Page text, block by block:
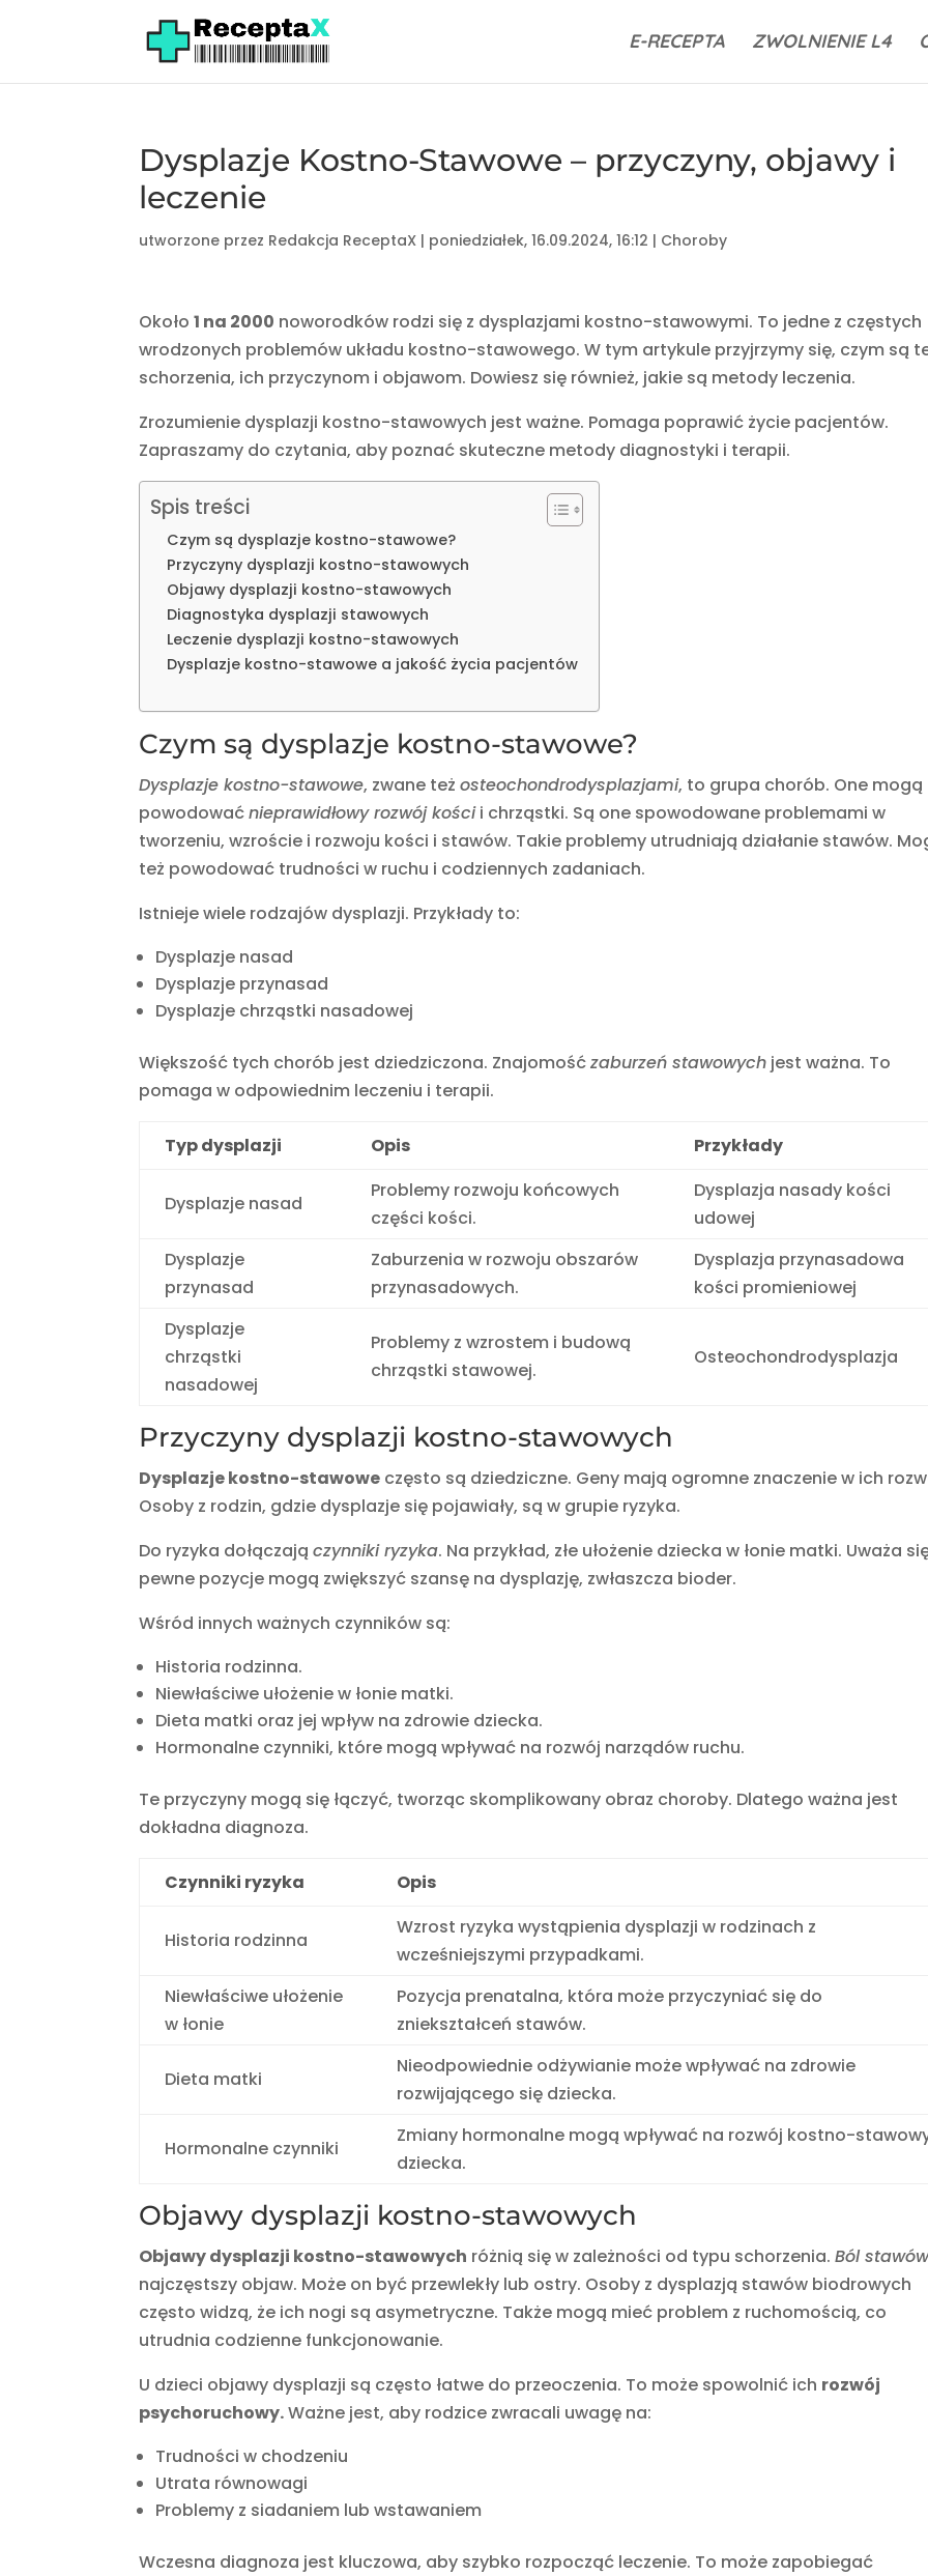
E-RECEPTA ZWOLNIENIE L4
Dysplazje Kostno-Stawowe – przyczyny, objawy i
leczenie
utworzone przez Redakcja ReceptaX | poniedziałek, 16.09.2024, 16:12 | Choroby
Około1 na 2000 noworodków rodzi się z dysplazjami kostno-stawowymi. To jedne z częstych
wrodzonych problemów układu kostno-stawowego. W tym artykule przyjrzymy się, czym są
schorzenia, ich przyczynom i objawom. Dowiesz się również, jakie są metody leczenia.
Zrozumienie dysplazji kostno-stawowych jest ważne. Pomaga poprawić życie pacjentów.
Zapraszamy do czytania, aby poznać skuteczne metody diagnostyki i terapii.
Spis treści
Czym są dysplazje kostno-stawowe?
Przyczyny dysplazji kostno-stawowych
Objawy dysplazji kostno-stawowych
Diagnostyka dysplazji stawowych
Leczenie dysplazji kostno-stawowych
Dysplazje kostno-stawowe a jakość życia pacjentów
Czym są dysplazje kostno-stawowe?
Dysplazje kostno-stawowe, zwane teżosteochondrodysplazjami, to grupa chorób. One mogą
powodowaćnieprawidłowy rozwój kościi chrząstki. Są one spowodowane problemami w
tworzeniu, wzroście i rozwoju kości i stawów. Takie problemy utrudniają działanie stawów.
też powodować trudności w ruchu i codziennych zadaniach.
Istnieje wiele rodzajów dysplazji. Przykłady to:
Dysplazje nasad
Dysplazje przynasad
Dysplazje chrząstki nasadowej
Większość tych chorób jest dziedziczona. Znajomośćzaburzeń stawowych jest ważna. To
pomaga w odpowiednim leczeniu i terapii.
Typ dysplazji Opis Przykłady
Dysplazje nasad
Problemy rozwoju końcowych
części kości.
Dysplazja nasady kości
udowej
Dysplazje
przynasad
Zaburzenia w rozwoju obszarów
przynasadowych.
Dysplazja przynasadowa
kości promieniowej
Dysplazje
chrząstki
nasadowej
Problemy z wzrostem i budową
chrząstki stawowej.
Osteochondrodysplazja
Przyczyny dysplazji kostno-stawowych
Dysplazje kostno-stawowe często są dziedziczne. Geny mają ogromne znaczenie w ich
Osoby z rodzin, gdzie dysplazje się pojawiały, są w grupie ryzyka.
Do ryzyka dołączajączynniki ryzyka. Na przykład, złe ułożenie dziecka w łonie matki. Uważa
pewne pozycje mogą zwiększyć szansę na dysplazję, zwłaszcza bioder.
Wśród innych ważnych czynników są:
Historia rodzinna.
Niewłaściwe ułożenie w łonie matki.
Dieta matki oraz jej wpływ na zdrowie dziecka.
Hormonalne czynniki, które mogą wpływać na rozwój narządów ruchu.
Te przyczyny mogą się łączyć, tworząc skomplikowany obraz choroby. Dlatego ważna jest
dokładna diagnoza.
Czynniki ryzyka Opis
Historia rodzinna
Wzrost ryzyka wystąpienia dysplazji w rodzinach z
wcześniejszymi przypadkami.
Niewłaściwe ułożenie
w łonie
Pozycja prenatalna, która może przyczyniać się do
zniekształceń stawów.
Dieta matki
Nieodpowiednie odżywianie może wpływać na zdrowie
rozwijającego się dziecka.
Hormonalne czynniki
Zmiany hormonalne mogą wpływać na rozwój kostno-
dziecka.
Objawy dysplazji kostno-stawowych
Objawy dysplazji kostno-stawowych różnią się w zależności od typu schorzenia.Ból
najczęstszy objaw. Może on być przewlekły lub ostry. Osoby z dysplazją stawów biodrowych
często widzą, że ich nogi są asymetryczne. Także mogą mieć problem z ruchomością, co
utrudnia codzienne funkcjonowanie.
U dzieci objawy dysplazji są często łatwe do przeoczenia. To może spowolnić ich rozwój
psychoruchowy.Ważne jest, aby rodzice zwracali uwagę na:
Trudności w chodzeniu
Utrata równowagi
Problemy z siadaniem lub wstawaniem
Wczesna diagnoza jest kluczowa, aby szybko rozpocząć leczenie. To może zapobiegać